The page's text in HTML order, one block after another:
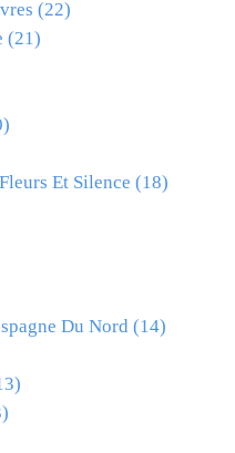
(22)
(21)
Et Silence (18)
Du Nord (14)